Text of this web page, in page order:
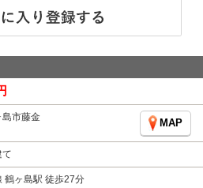
市藤金
MAP
て
鶴ヶ島駅 徒歩27分